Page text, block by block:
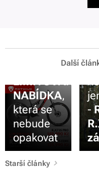
Další
NABÍDKA,
která se
nebude
opakovat
-
Starší články